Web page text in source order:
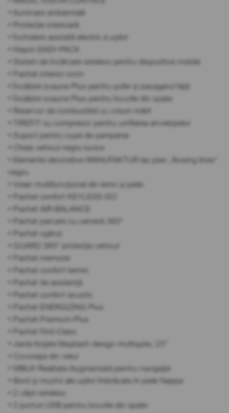
• Iluminare ambientală
• Protecție interioară
• Închidere asistată electric a ușilor
• Hayon EASY-PACK
• Sistem de încărcare wireless pentru dispozitive mobile
• Pachet interior crom
• Încălzire scaune Plus pentru șofer și pasagerul față
• Încălzire scaune Plus pentru locurile din spate
• Rezervor de combustibil cu volum mărit
• TIREFIT cu compresor pentru umflarea anvelopelor
• Suport pentru cupe de șampanie
• Cheie vehicul negru lucios
• Elemente decorative MANUFAKTUR lac pian „flowing lines”
negru
• Volan multifuncțional din lemn și piele
• Pachet confort KEYLESS-GO
• Pachet AIR-BALANCE
• Pachet parcare cu cameră 360°
• Pachet oglinzi
• GUARD 360° protecție vehicul
• Pachet memorie
• Pachet confort termic
• Pachet de asistență
• Pachet confort acustic
• Pachet ENERGIZING Plus
• Pachet Premium-Plus
• Pachet First-Class
• Jante forjate Maybach design multispite, 23”
• Covorașe din velur
• MBUX Realitate Augmentată pentru navigație
• Bord și muchii ale ușilor îmbrăcate în piele Nappa
• 2 căști wireless
• 2 porturi USB pentru locurile din spate